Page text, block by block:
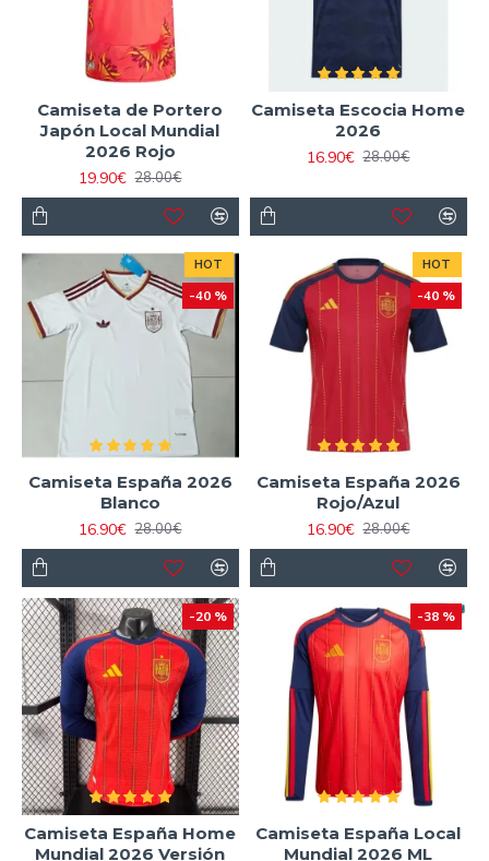
Camiseta de Portero
Japón Local Mundial
2026 Rojo
19.90€ 28.00€
Camiseta Escocia Home
2026
16.90€ 28.00€
HOT
-40 %
Camiseta España 2026
Blanco
16.90€ 28.00€
HOT
-40 %
Camiseta España 2026
Rojo/Azul
16.90€ 28.00€
-20 %
Camiseta España Home
Mundial 2026 Versión
-38 %
Camiseta España Local
Mundial 2026 ML